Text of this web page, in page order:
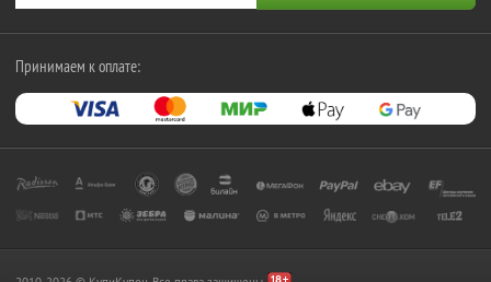
Принимаем к оплате: